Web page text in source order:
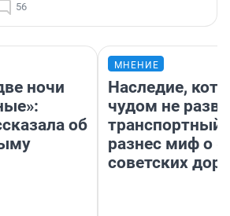
56
ночи
об
МНЕНИЕ
Наследие,
чудом не
транспортный
разнес миф о
советских